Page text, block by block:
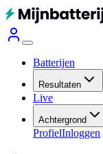
Batterijen
Resultaten
Live
Achtergrond
ProfielInloggen